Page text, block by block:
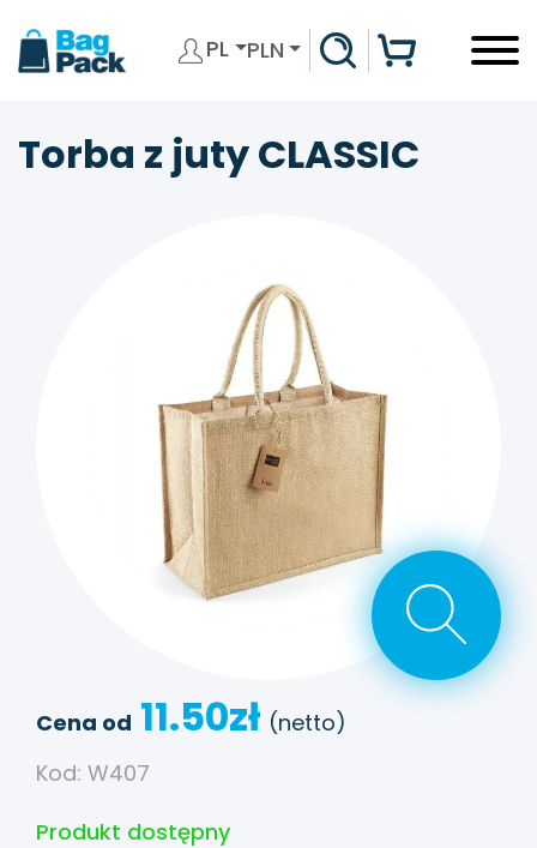
PL PLN
Torba z juty CLASSIC
Cena od 11.50zł (netto)
Kod: W407
Produkt dostępny